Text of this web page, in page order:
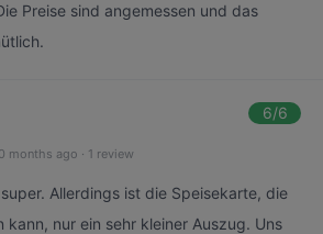
Preise sind angemessen und das
6/6
months ago · 1 review
Allerdings ist die Speisekarte, die
kann, nur ein sehr kleiner Auszug. Uns